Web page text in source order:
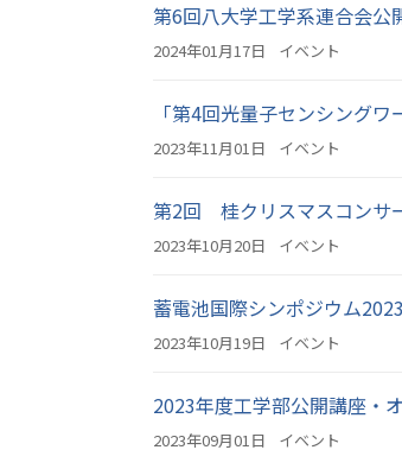
第6回八大学工学系連合会
2024年01月17日 イベント
「第4回光量子センシング
2023年11月01日 イベント
第2回 桂クリスマスコンサ
2023年10月20日 イベント
蓄電池国際シンポジウム
2023年10月19日 イベント
2023年度工学部公開講座・
2023年09月01日 イベント